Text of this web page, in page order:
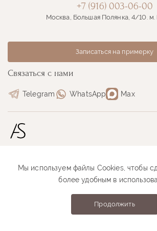
Связаться с нами
Telegram WhatsApp Max
+7 (916) 003-06-00
Москва, Большая Полянка, 4/10. м.
Записаться на примерку
Размерная сетка
Как
Anastasia Sutyrina © 2026
Мы используем файлы Cookies, чтобы
более удобным в
Продолжить